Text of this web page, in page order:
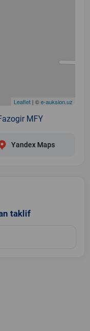
Leaflet | ©e-auksion.uz
MFY
Yandex Maps
taklif